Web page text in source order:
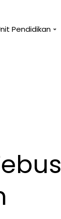
Pendidikan